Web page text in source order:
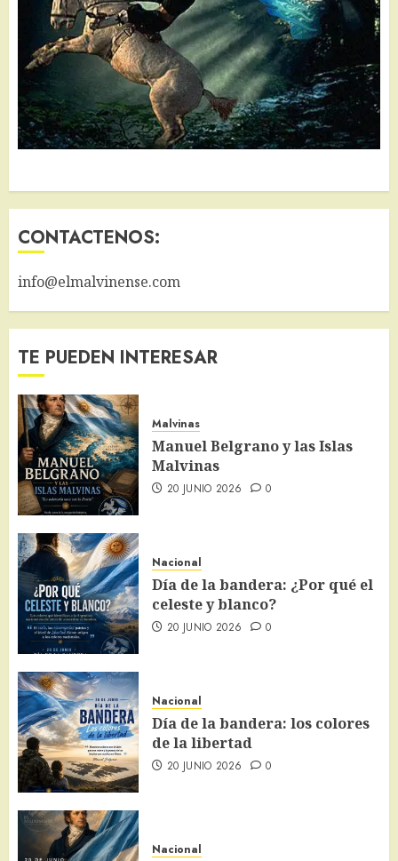
CONTACTENOS:
info@elmalvinense.com
TE PUEDEN INTERESAR
Malvinas
Manuel Belgrano y las Islas
Malvinas
20 JUNIO 2026 0
Nacional
Día de la bandera: ¿Por qué el
celeste y blanco?
20 JUNIO 2026 0
Nacional
Día de la bandera: los colores
de la libertad
20 JUNIO 2026 0
Nacional